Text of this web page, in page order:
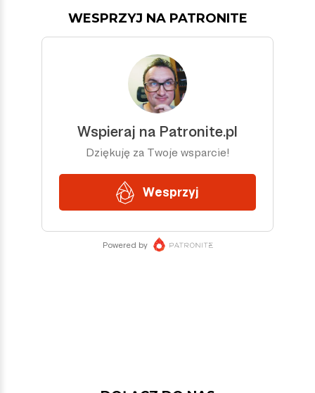
WESPRZYJ NA PATRONITE